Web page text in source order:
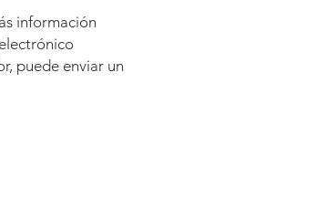
información
puede enviar un